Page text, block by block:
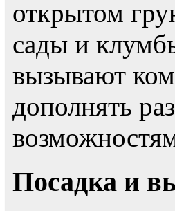
открытом
сады и
вызывают
дополнять
Посадка и